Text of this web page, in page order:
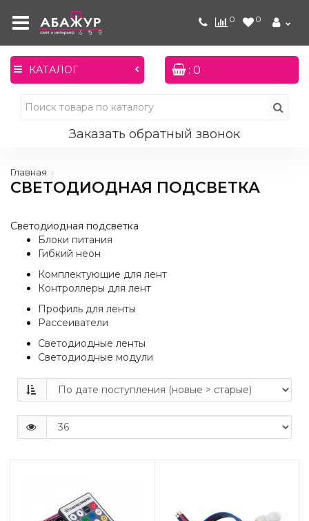
0 0
КАТАЛОГ : 0
Заказать обратный звонок
Главная
СВЕТОДИОДНАЯ ПОДСВЕТКА
Светодиодная подсветка
Блоки питания
Гибкий неон
Комплектующие для лент
Контроллеры для лент
Профиль для ленты
Рассеиватели
Светодиодные ленты
Светодиодные модули